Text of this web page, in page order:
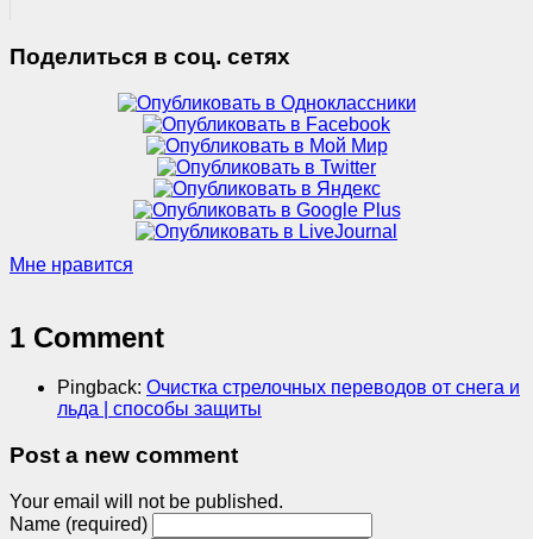
Поделиться в соц. сетях
Мне нравится
1 Comment
Pingback: Очистка стрелочных переводов от снега и
льда | способы защиты
Post a new comment
Your email will not be published.
Name (required)